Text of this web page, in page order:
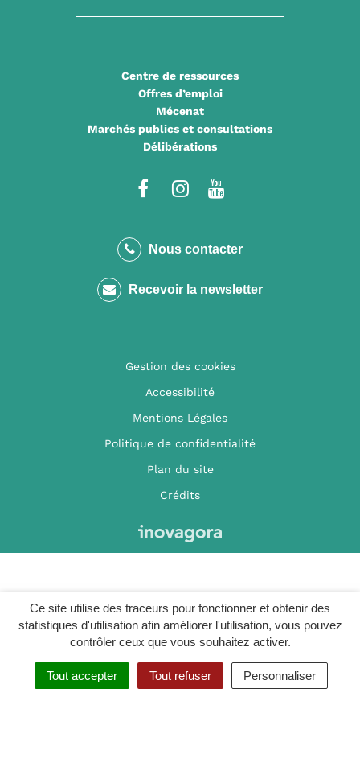
Ce site utilise des traceurs pour fonctionner et obtenir des
statistiques d'utilisation afin améliorer l'utilisation, vous pouvez
contrôler ceux que vous souhaitez activer.
Tout accepter Tout refuser Personnaliser
Centre de ressources
Offres d’emploi
Mécenat
Marchés publics et consultations
Délibérations
Lien
le
Facebook
Lien
le
Instagram
la
Youtube
Nous contacter
Recevoir la newsletter
Gestion des cookies
Accessibilité
Mentions Légales
Politique de confidentialité
Plan du site
Crédits